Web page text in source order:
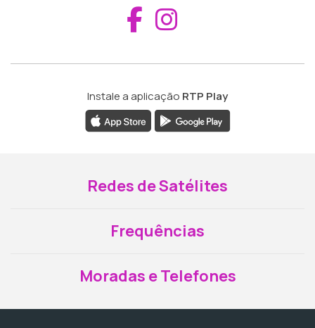
Aceder ao
Instale a aplicação RTP Play
Redes de Satélites
Frequências
Moradas e Telefones